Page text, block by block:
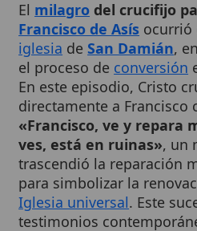
iglesia deSan Damián, en
el proceso deconversión
En este episodio, Cristo
directamente a Francisco
«Francisco, ve y repara mi
ves, está en ruinas», un
trascendió la reparación
para simbolizar la
Iglesia universal. Este
testimonios
latradicióncatólica, marcó
vocaciónfranciscana y sigue
laespiritualidaddelsanto.1 ,2,